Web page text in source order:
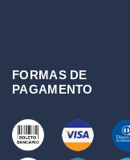
FORMAS DE
PAGAMENTO